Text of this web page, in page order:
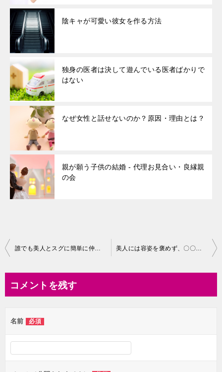
陰キャが可愛い彼女を作る方法
独身の医者は決して遊んでいる医者ばかりで
はない
なぜ女性と話せないのか？原因・理由とは？
親が願う子供の結婚 - 代理お見合い・良縁親
の会
投
ビ
ー
シ
ョ
誰でも美人とスグに簡単に仲良くなれる方法！ 美人には容姿を褒めず、〇〇を褒めろ！
コメントを残す
名前 必須